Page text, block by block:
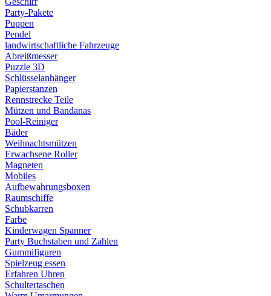
Party-Pakete
Puppen
Pendel
landwirtschaftliche Fahrzeuge
Abreißmesser
Puzzle 3D
Schlüsselanhänger
Papierstanzen
Rennstrecke Teile
Mützen und Bandanas
Pool-Reiniger
Bäder
Weihnachtsmützen
Erwachsene Roller
Magneten
Mobiles
Aufbewahrungsboxen
Raumschiffe
Schubkarren
Farbe
Kinderwagen Spanner
Party Buchstaben und Zahlen
Gummifiguren
Spielzeug essen
Erfahren Uhren
Schultertaschen